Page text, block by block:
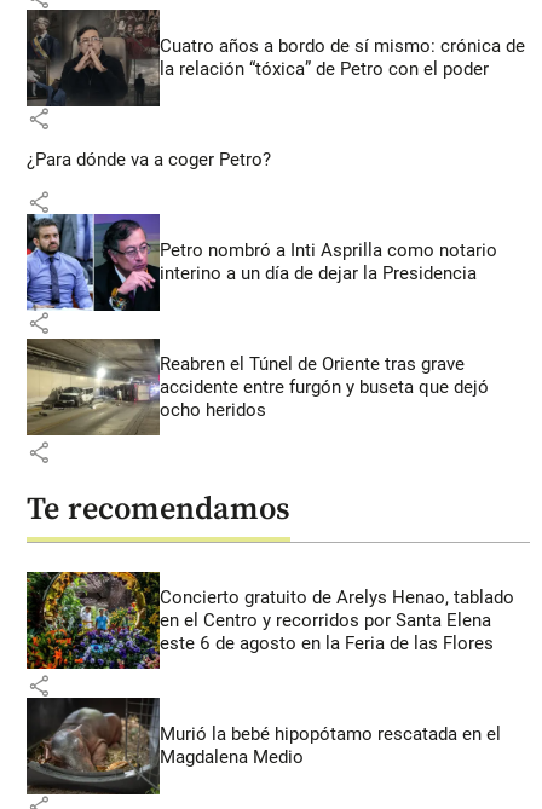
Cuatro años a bordo de sí mismo: crónica de
la relación “tóxica” de Petro con el poder
share
¿Para dónde va a coger Petro?
share
Petro nombró a Inti Asprilla como notario
interino a un día de dejar la Presidencia
share
Reabren el Túnel de Oriente tras grave
accidente entre furgón y buseta que dejó
ocho heridos
share
Te recomendamos
Concierto gratuito de Arelys Henao, tablado
en el Centro y recorridos por Santa Elena
este 6 de agosto en la Feria de las Flores
share
Murió la bebé hipopótamo rescatada en el
Magdalena Medio